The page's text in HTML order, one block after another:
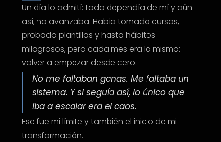
Un día lo admití: todo dependía de mí y aún
así, no avanzaba. Había tomado cursos,
probado plantillas y hasta hábitos
milagrosos, pero cada mes era lo mismo:
volver a empezar desde cero.
No me faltaban ganas. Me faltaba un
sistema. Y si seguía así, lo único que
iba a escalar era el caos.
Ese fue mi límite y también el inicio de mi
transformación.